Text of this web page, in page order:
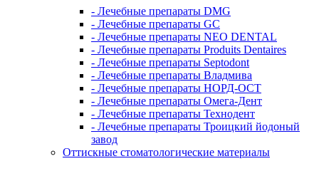
- Лечебные препараты DMG
- Лечебные препараты GC
- Лечебные препараты NEO DENTAL
- Лечебные препараты Produits Dentaires
- Лечебные препараты Septodont
- Лечебные препараты Владмива
- Лечебные препараты НОРД-ОСТ
- Лечебные препараты Омега-Дент
- Лечебные препараты Технодент
- Лечебные препараты Троицкий йодоный
завод
Оттискные стоматологические материалы